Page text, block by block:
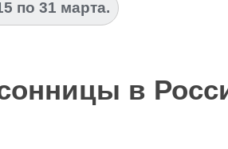
по 31 марта.
в